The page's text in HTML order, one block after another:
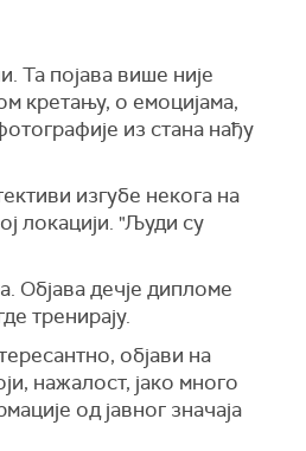
Та појава више није
кретању, о емоцијама,
из стана нађу
изгубе некога на
локацији. "Људи су
Објава дечје дипломе
тренирају.
објави на
нажалост, јако много
од јавног значаја